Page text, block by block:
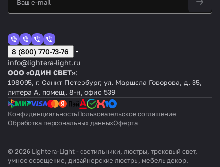
8 (800) 770-73-76
info@lightera-light.ru
ООО «ОДИН СВЕТ»:
198095, г. Санкт-Петербург, ул. Маршала Говорова, д. 35,
литера А, помещ. 8-н, офис 539
КонфиденциальностьПользовательское соглашение
Обработка персональных данныхОферта
© 2026 Lightera-Light - светильники, люстры, трековый свет,
умное освещение, дизайнерские люстры, мебель декор.